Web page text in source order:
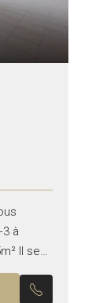
à
Il se